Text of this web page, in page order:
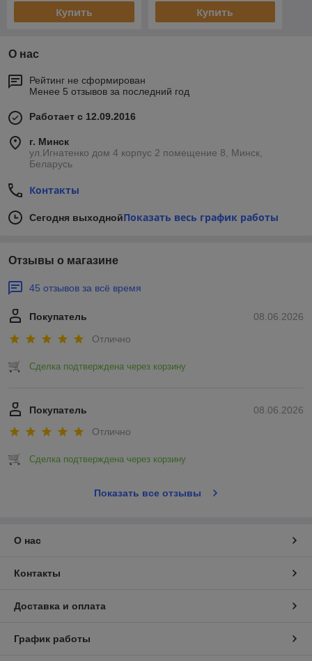
Купить Купить
О нас
Рейтинг не сформирован
Менее 5 отзывов за последний год
Работает с 12.09.2016
г. Минск
ул.Игнатенко дом 4 корпус 2 помещение 8, Минск,
Беларусь
Контакты
Сегодня выходнойПоказать весь график работы
Отзывы о магазине
45 отзывов за всё время
08.06.2026
Покупатель
Отлично
Сделка подтверждена через корзину
08.06.2026
Покупатель
Отлично
Сделка подтверждена через корзину
Показать все отзывы
О нас
Контакты
Доставка и оплата
График работы